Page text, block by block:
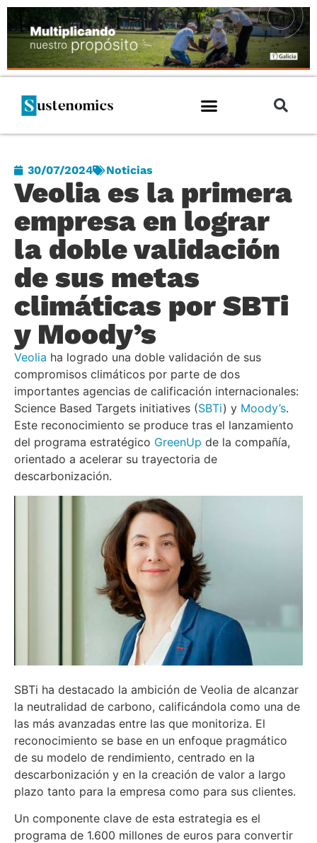
30/07/2024 Noticias
Veolia es la primera
empresa en lograr
la doble validación
de sus metas
climáticas por SBTi
y Moody’s
Veolia ha logrado una doble validación de sus
compromisos climáticos por parte de dos
importantes agencias de calificación internacionales:
Science Based Targets initiatives (SBTi) y Moody’s.
Este reconocimiento se produce tras el lanzamiento
del programa estratégico GreenUp de la compañía,
orientado a acelerar su trayectoria de
descarbonización.
SBTi ha destacado la ambición de Veolia de alcanzar
la neutralidad de carbono, calificándola como una de
las más avanzadas entre las que monitoriza. El
reconocimiento se base en un enfoque pragmático
de su modelo de rendimiento, centrado en la
descarbonización y en la creación de valor a largo
plazo tanto para la empresa como para sus clientes.
Un componente clave de esta estrategia es el
programa de 1.600 millones de euros para convertir